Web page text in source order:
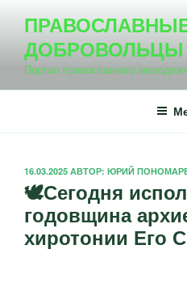
содержимому
ДОБРОВОЛЬЦЫ
Портал православного
ОПУБЛИКОВАНО
16.03.2025 АВТОР: ЮРИЙ
🕊️Сегодня
годовщина
хиротонии Его